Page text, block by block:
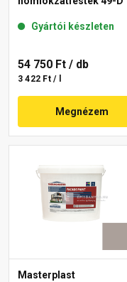
Gyártói készleten
54 750 Ft / db
3 422 Ft / l
Megnézem
Masterplast